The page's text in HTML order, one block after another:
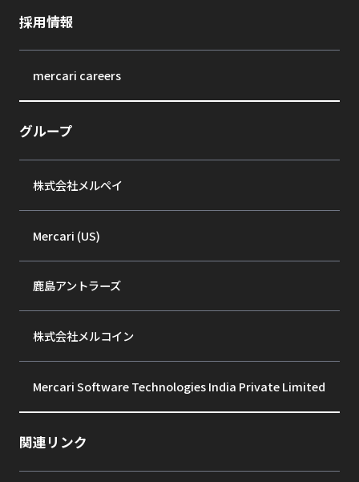
採用情報
mercari careers
グループ
株式会社メルペイ
Mercari (US)
鹿島アントラーズ
株式会社メルコイン
Mercari Software Technologies India Private Limited
関連リンク